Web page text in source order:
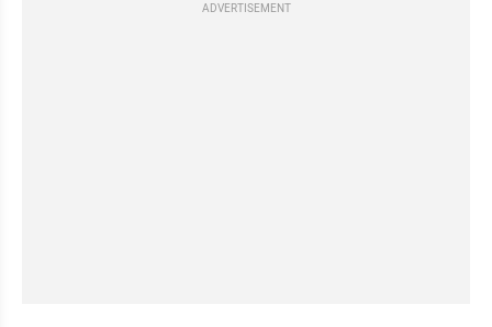
ADVERTISEMENT